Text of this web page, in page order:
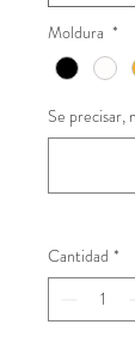
Moldura *
Se precisar,
Cantidad *